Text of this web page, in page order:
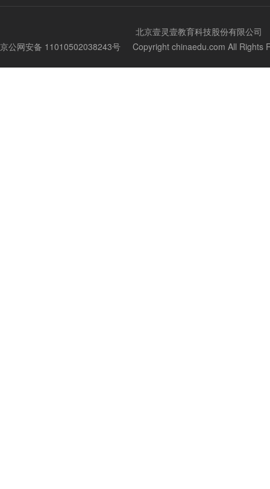
北京壹灵壹教育科技股份有限公司
京公网安备 11010502038243号 Copyright chinaedu.com All